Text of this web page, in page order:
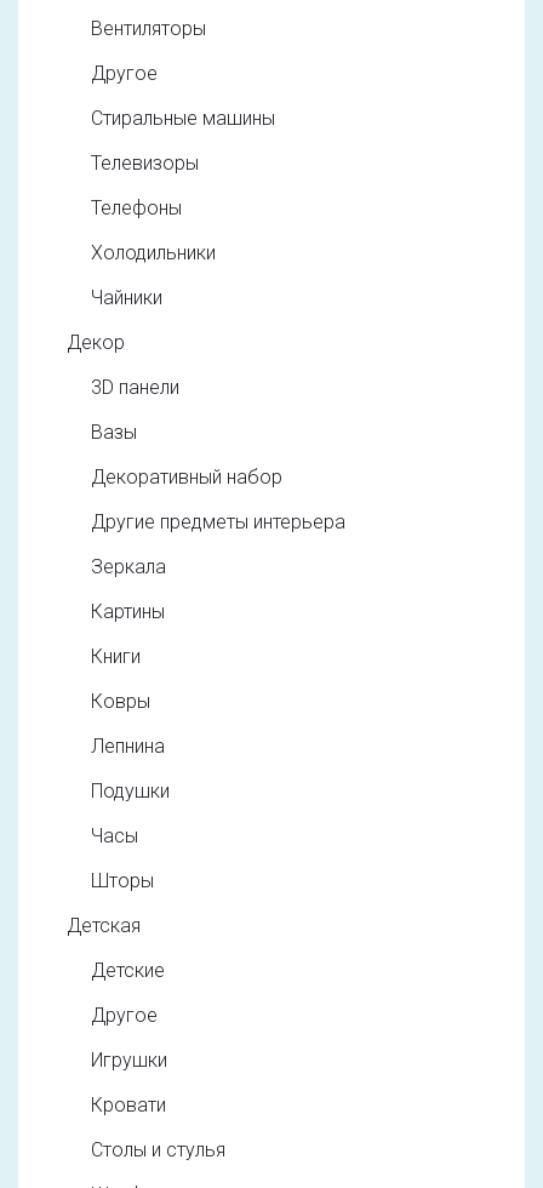
Вентиляторы
Другое
Стиральные машины
Телевизоры
Телефоны
Холодильники
Чайники
Декор
3D панели
Вазы
Декоративный набор
Другие предметы интерьера
Зеркала
Картины
Книги
Ковры
Лепнина
Подушки
Часы
Шторы
Детская
Детские
Другое
Игрушки
Кровати
Столы и стулья